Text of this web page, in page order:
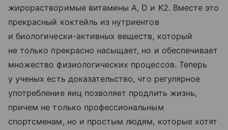
жирорастворимые витамины A, D и K2. Вместе это
прекрасный коктейль из нутриентов
и биологически-активных веществ, который
не только прекрасно насыщает, но и обеспечивает
множество физиологических процессов. Теперь
у ученых есть доказательство, что регулярное
употребление яиц позволяет продлить жизнь,
причем не только профессиональным
спортсменам, но и простым людям, которые хотят